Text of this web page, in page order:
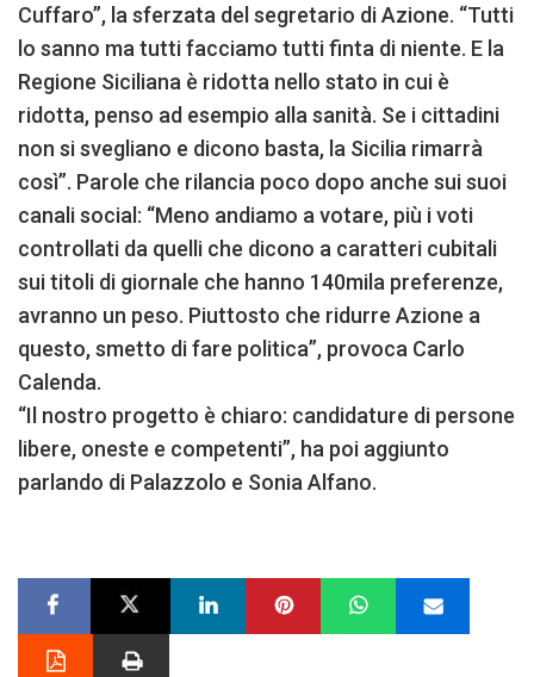
Cuffaro”, la sferzata del segretario di Azione. “Tutti
lo sanno ma tutti facciamo tutti finta di niente. E la
Regione Siciliana è ridotta nello stato in cui è
ridotta, penso ad esempio alla sanità. Se i cittadini
non si svegliano e dicono basta, la Sicilia rimarrà
così”. Parole che rilancia poco dopo anche sui suoi
canali social: “Meno andiamo a votare, più i voti
controllati da quelli che dicono a caratteri cubitali
sui titoli di giornale che hanno 140mila preferenze,
avranno un peso. Piuttosto che ridurre Azione a
questo, smetto di fare politica”, provoca Carlo
Calenda.
“Il nostro progetto è chiaro: candidature di persone
libere, oneste e competenti”, ha poi aggiunto
parlando di Palazzolo e Sonia Alfano.